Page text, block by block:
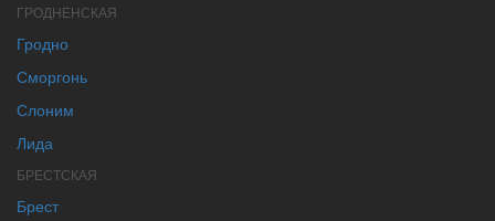
ГРОДНЕНСКАЯ
Гродно
Сморгонь
Слоним
Лида
БРЕСТСКАЯ
Брест